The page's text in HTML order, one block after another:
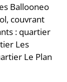
Ballooneo
couvrant
: quartier
Les
Le Plan